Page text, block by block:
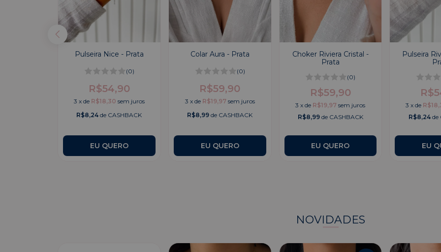
Pulseira Nice - Prata
(0)
R$54,90
3 x de R$18,30 sem juros
R$8,24 de CASHBACK
Colar Aura - Prata
(0)
R$59,90
3 x de R$19,97 sem juros
R$8,99 de CASHBACK
Choker Riviera Cristal -
Prata
(0)
R$59,90
3 xde R$19,97 sem juros
R$8,99de CASHBACK
Pulseira
3 xde
R$8,24de
NOVIDADES